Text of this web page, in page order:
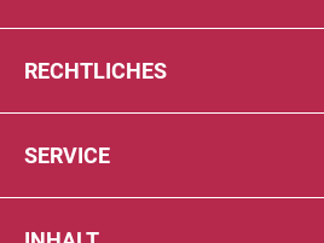
RECHTLICHES
SERVICE